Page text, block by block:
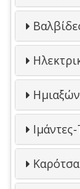
Καρότσα